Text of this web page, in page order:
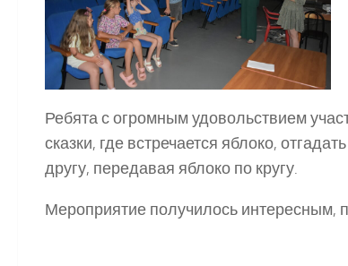
Ребята с огромным удовольствием
сказки, где встречается яблоко,
другу, передавая яблоко по кругу.
Мероприятие получилось интересным,